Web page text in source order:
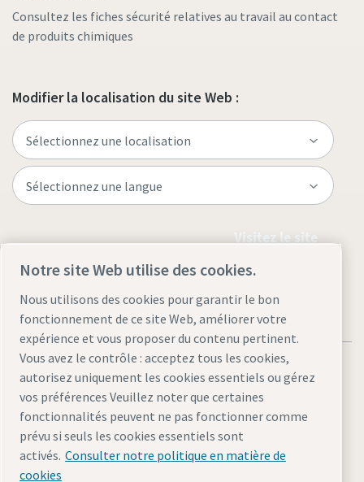
Consultez les fiches sécurité relatives au travail au contact
de produits chimiques
Modifier la localisation du site Web :
Visitez le site
Mentions légales et politique de confidentialité
Gérer les cookiesAccessibilitéPlan du site
Notre site Web utilise des cookies.
Nous utilisons des cookies pour garantir le bon
fonctionnement de ce site Web, améliorer votre
expérience et vous proposer du contenu pertinent.
Vous avez le contrôle : acceptez tous les cookies,
autorisez uniquement les cookies essentiels ou gérez
vos préférences Veuillez noter que certaines
fonctionnalités peuvent ne pas fonctionner comme
prévu si seuls les cookies essentiels sont
activés. Consulter notre politique en matière de
cookies